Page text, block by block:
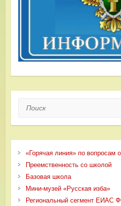
Поиск
«Горячая линия» по вопросам
Преемственность со школой
Базовая школа
Мини-музей «Русская изба»
Региональный сегмент ЕИАС